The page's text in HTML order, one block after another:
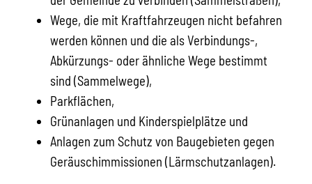
Wege, die mit Kraftfahrzeugen nicht befahren
werden können und die als Verbindungs-,
Abkürzungs- oder ähnliche Wege bestimmt
sind (Sammelwege),
Parkflächen,
Grünanlagen und Kinderspielplätze und
Anlagen zum Schutz von Baugebieten gegen
Geräuschimmissionen (Lärmschutzanlagen).